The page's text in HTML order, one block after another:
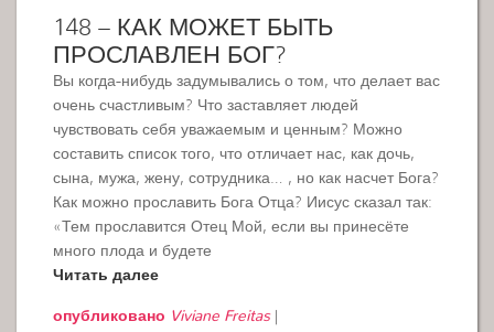
148 – КАК МОЖЕТ БЫТЬ
ПРОСЛАВЛЕН БОГ?
Вы когда-нибудь задумывались о том, что делает вас
очень счастливым? Что заставляет людей
чувствовать себя уважаемым и ценным? Можно
составить список того, что отличает нас, как дочь,
сына, мужа, жену, сотрудника… , но как насчет Бога?
Как можно прославить Бога Отца? Иисус сказал так:
«Тем прославится Отец Мой, если вы принесёте
много плода и будете
Читать далее
опубликовано Viviane Freitas|